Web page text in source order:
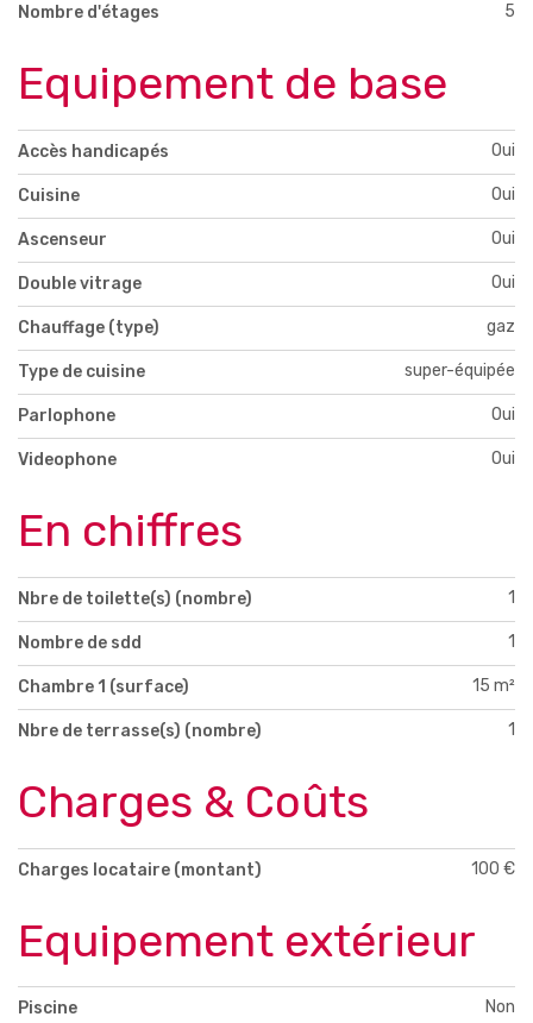
Nombre d'étages 5
Equipement de base
Accès handicapés Oui
Cuisine Oui
Ascenseur Oui
Double vitrage Oui
Chauffage (type) gaz
Type de cuisine super-équipée
Parlophone Oui
Videophone Oui
En chiffres
Nbre de toilette(s) (nombre) 1
Nombre de sdd 1
Chambre 1 (surface) 15 m²
Nbre de terrasse(s) (nombre) 1
Charges & Coûts
Charges locataire (montant) 100 €
Equipement extérieur
Piscine Non